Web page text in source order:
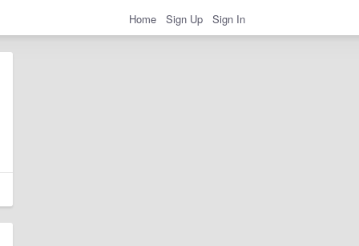
Home Sign Up Sign In